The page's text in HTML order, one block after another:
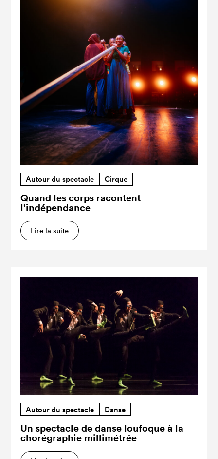
Autour du spectacle Cirque
Quand les corps racontent
l’indépendance
Lire la suite
Autour du spectacle Danse
Un spectacle de danse loufoque à la
chorégraphie millimétrée